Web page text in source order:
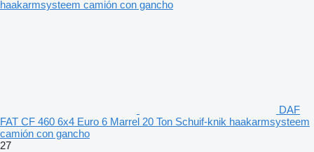
DAF
FAT CF 460 6x4 Euro 6 Marrel 20 Ton Schuif-knik haakarmsysteem
camión con gancho
27